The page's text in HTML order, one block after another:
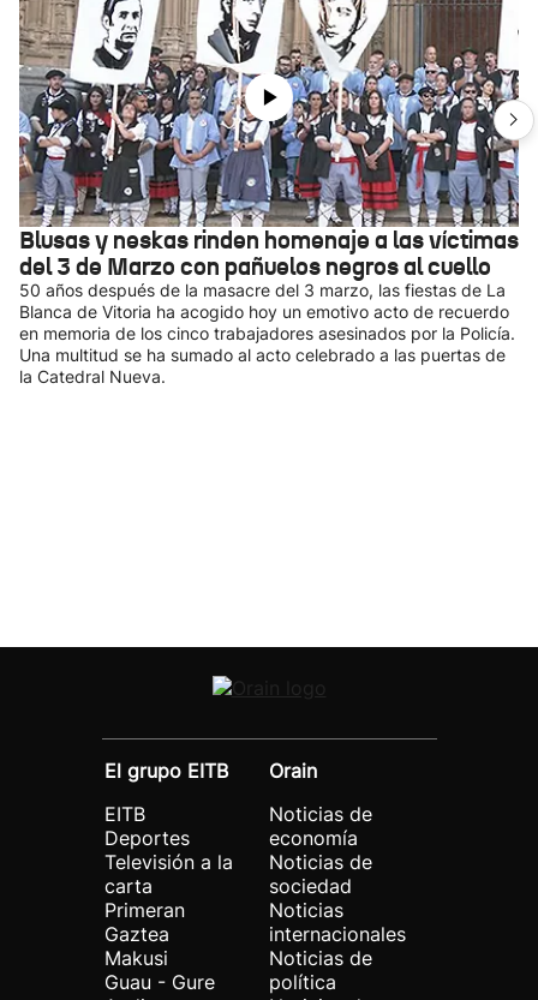
Blusas y neskas rinden homenaje a las víctimas
del 3 de Marzo con pañuelos negros al cuello
50 años después de la masacre del 3 marzo, las fiestas de La
Blanca de Vitoria ha acogido hoy un emotivo acto de recuerdo
en memoria de los cinco trabajadores asesinados por la Policía.
Una multitud se ha sumado al acto celebrado a las puertas de
la Catedral Nueva.
El grupo EITB
EITB
Deportes
Televisión a la
carta
Primeran
Gaztea
Makusi
Guau - Gure
Orain
Noticias de
economía
Noticias de
sociedad
Noticias
internacionales
Noticias de
política